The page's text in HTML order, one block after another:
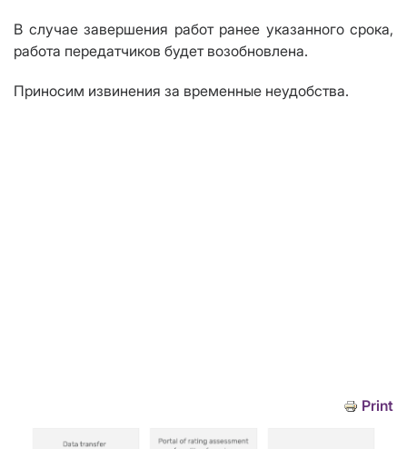
В случае завершения работ ранее указанного срока,
работа передатчиков будет возобновлена.
Приносим извинения за временные неудобства.
Print